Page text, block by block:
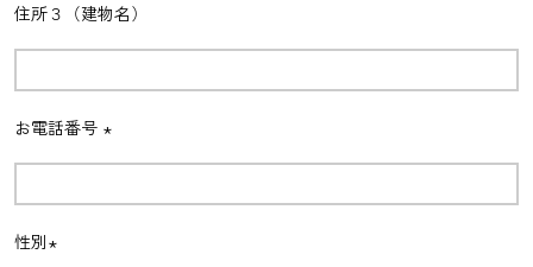
住所３（建物名）
お電話番号
(必
性別